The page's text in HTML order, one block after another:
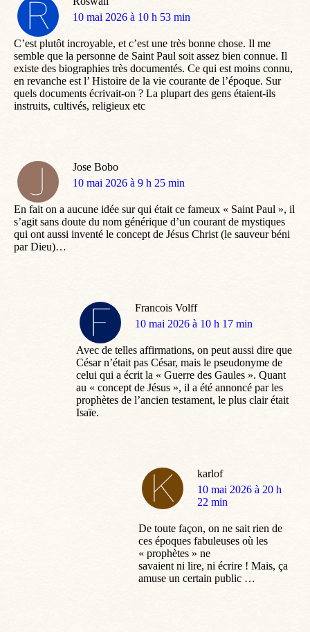
dit
10 mai 2026 à 10 h 53 min
C’est plutôt incroyable, et c’est une très bonne chose. Il me
semble que la personne de Saint Paul soit assez bien connue. Il
existe des biographies très documentés. Ce qui est moins connu,
en revanche est l’ Histoire de la vie courante de l’époque. Sur
quels documents écrivait-on ? La plupart des gens étaient-ils
instruits, cultivés, religieux etc
Jose Bobo
dit
10 mai 2026 à 9 h 25 min
En fait on a aucune idée sur qui était ce fameux « Saint Paul », il
s’agit sans doute du nom générique d’un courant de mystiques
qui ont aussi inventé le concept de Jésus Christ (le sauveur béni
par Dieu)…
Francois Volff
dit
10 mai 2026 à 10 h 17 min
Avec de telles affirmations, on peut aussi dire que
César n’était pas César, mais le pseudonyme de
celui qui a écrit la « Guerre des Gaules ». Quant
au « concept de Jésus », il a été annoncé par les
prophètes de l’ancien testament, le plus clair était
Isaïe.
karlof
dit
:
10 mai 2026 à 20 h
22 min
De toute façon, on ne sait rien de
ces époques fabuleuses où les
« prophètes » ne
savaient ni lire, ni écrire ! Mais, ça
amuse un certain public …